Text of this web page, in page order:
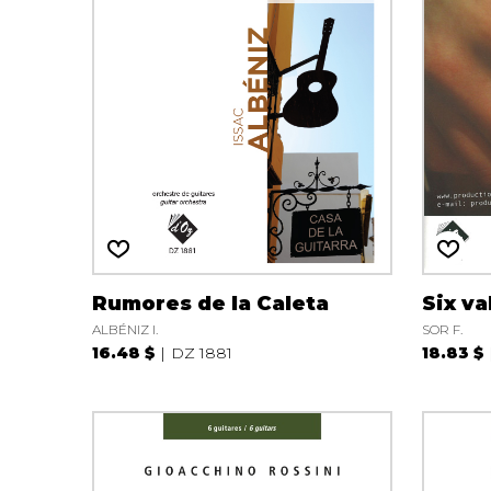
Rumores de la Caleta
ALBÉNIZ I.
16.48 $ DZ 1881
Six
SOR F.
18.83 $